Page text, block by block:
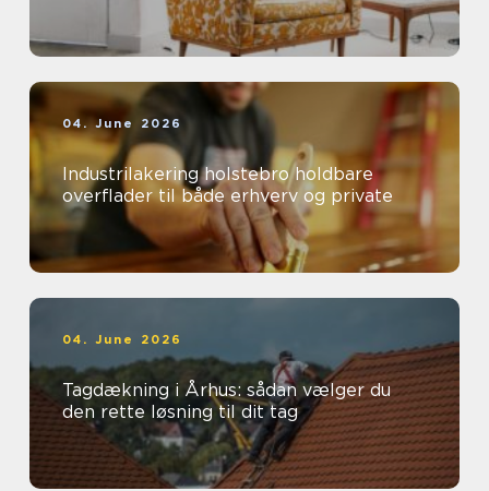
04. June 2026
Industrilakering holstebro holdbare
overflader til både erhverv og private
04. June 2026
Tagdækning i Århus: sådan vælger du
den rette løsning til dit tag